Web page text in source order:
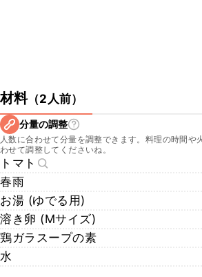
材料（2人前）
分量の調整
人数に合わせて分量を調整できます。料理の時間や
わせて調整してくださいね。
トマト
春雨
お湯 (ゆでる用)
溶き卵 (Mサイズ)
鶏ガラスープの素
水